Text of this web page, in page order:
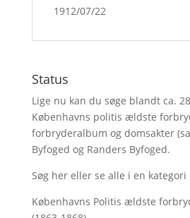
1912/07/22
Status
Lige nu kan du søge blandt ca.
Københavns politis ældste
forbryderalbum og domsakter
Byfoged og Randers Byfoged.
Søg hereller se alle i en kategori
Københavns Politis ældste